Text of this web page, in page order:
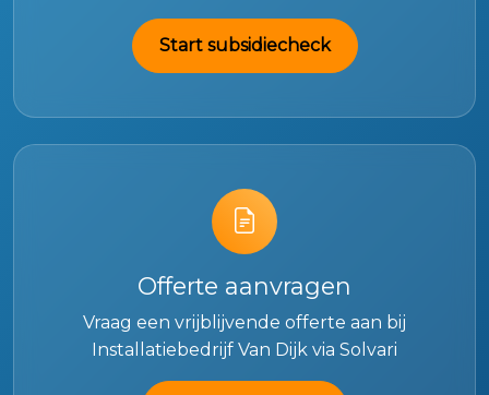
Start subsidiecheck
Offerte aanvragen
Vraag een vrijblijvende offerte aan bij
Installatiebedrijf Van Dijk via Solvari